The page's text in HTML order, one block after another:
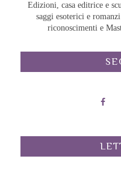
Edizioni, casa editrice e
saggi esoterici e
riconoscimenti e